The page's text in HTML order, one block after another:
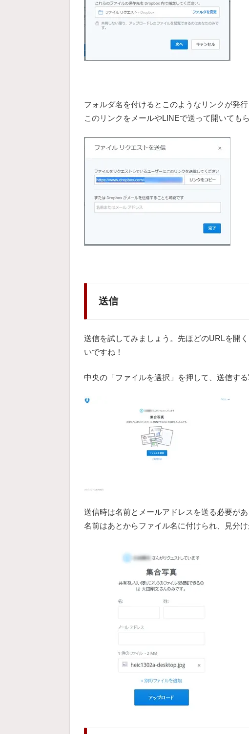
フォルダ名を付けるとこのようなリンクが発行
このリンクをメールやLINEで送って開いても
送信
送信を試してみましょう。先ほどのURLを開
いですね！
中央の「ファイルを選択」を押して、送信す
送信時は名前とメールアドレスを送る必要があ
名前はあとからファイル名に付けられ、見分け